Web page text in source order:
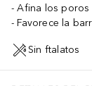
Afina los poros
Favorece la
Sin ftalatos